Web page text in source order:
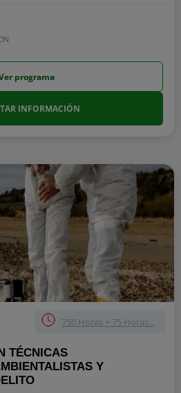
programa
INFORMACIÓN
750 Horas + 75 Horas...
TÉCNICAS
Y